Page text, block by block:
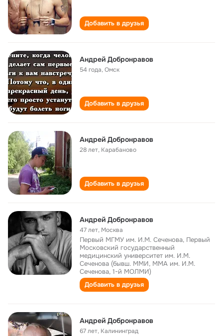
Добавить в друзья
Андрей Добронравов
54 года,Омск
Добавить в друзья
Андрей Добронравов
28 лет, Карабаново
Добавить в друзья
Андрей Добронравов
47 лет, Москва
Первый МГМУ им. И.М. Сеченова, Первый
Московский государственный
медицинский университет им. И.М.
Сеченова (бывш. ММИ, ММА им. И.М.
Сеченова, 1-й МОЛМИ)
Добавить в друзья
Андрей Добронравов
67 лет, Калининград